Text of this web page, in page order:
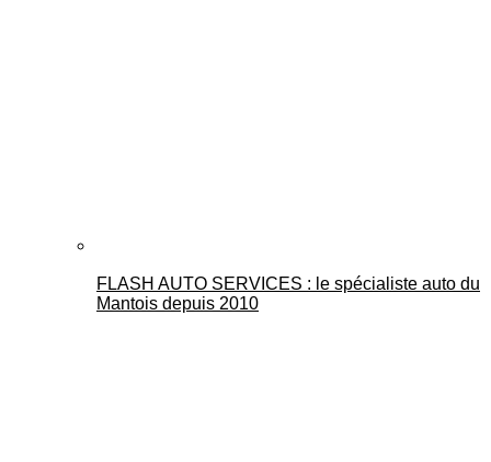
FLASH AUTO SERVICES : le spécialiste auto du
Mantois depuis 2010